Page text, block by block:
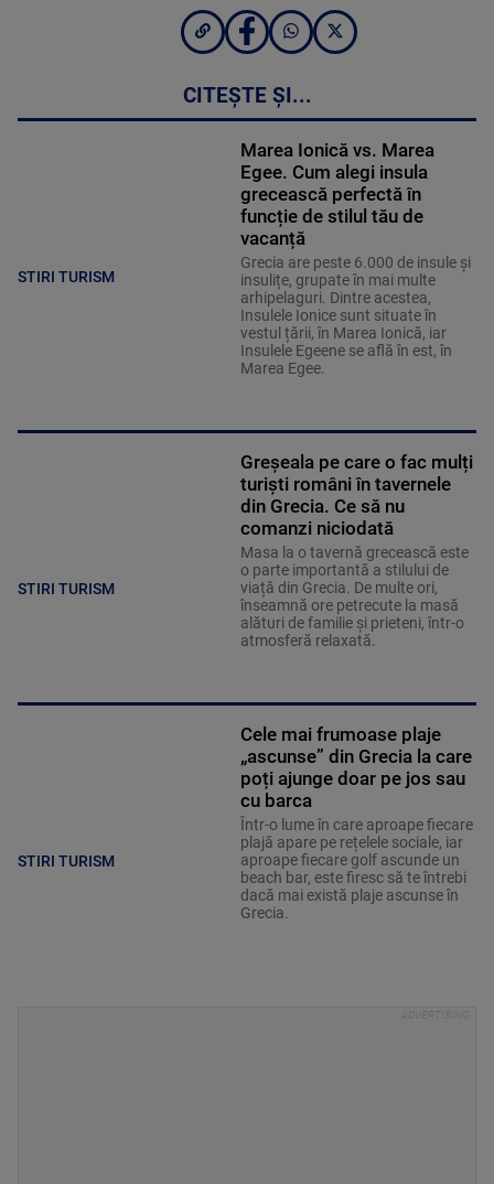
CITEȘTE ȘI...
STIRI TURISM
Marea Ionică vs. Marea
Egee. Cum alegi insula
grecească perfectă în
funcție de stilul tău de
vacanță
Grecia are peste 6.000 de insule și
insulițe, grupate în mai multe
arhipelaguri. Dintre acestea,
Insulele Ionice sunt situate în
vestul țării, în Marea Ionică, iar
Insulele Egeene se află în est, în
Marea Egee.
STIRI TURISM
Greșeala pe care o fac mulți
turiști români în tavernele
din Grecia. Ce să nu
comanzi niciodată
Masa la o tavernă grecească este
o parte importantă a stilului de
viață din Grecia. De multe ori,
înseamnă ore petrecute la masă
alături de familie și prieteni, într-o
atmosferă relaxată.
STIRI TURISM
Cele mai frumoase plaje
„ascunse” din Grecia la care
poți ajunge doar pe jos sau
cu barca
Într-o lume în care aproape fiecare
plajă apare pe rețelele sociale, iar
aproape fiecare golf ascunde un
beach bar, este firesc să te întrebi
dacă mai există plaje ascunse în
Grecia.